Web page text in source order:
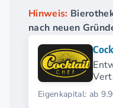
Hinweis:
nach neuen
Eigenkapital: ab